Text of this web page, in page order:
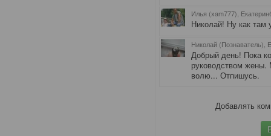
Илья (xam777),
Николай! Ну как там
Николай (Познаватель),
Добрый день! Пока
руководством
волю... Отпишусь.
Добавлять